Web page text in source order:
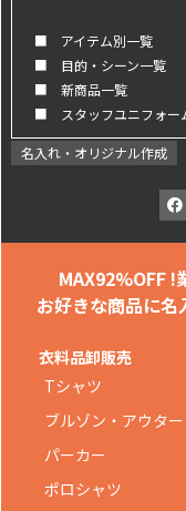
■ アイテム別一覧
■ 目的・シーン一覧
■ 新商品一覧
■ スタッフユニフォー
名入れ・オリジナル作成
MAX92%OFF !
お好きな商品に名
衣料品卸販売
Tシャツ
ブルゾン・アウター
パーカー
ポロシャツ